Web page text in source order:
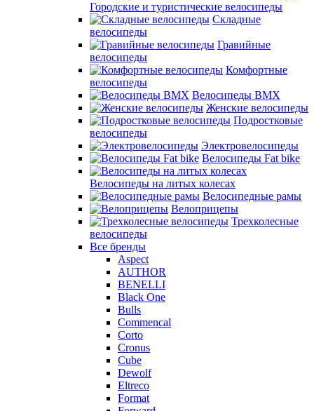
Городские и туристические велосипеды
Складные
велосипеды
Гравийные
велосипеды
Комфортные
велосипеды
Велосипеды BMX
Женские велосипеды
Подростковые
велосипеды
Электровелосипеды
Велосипеды Fat bike
Велосипеды на литых колесах
Велосипедные рамы
Велоприцепы
Трехколесные
велосипеды
Все бренды
Aspect
AUTHOR
BENELLI
Black One
Bulls
Commencal
Corto
Cronus
Cube
Dewolf
Eltreco
Format